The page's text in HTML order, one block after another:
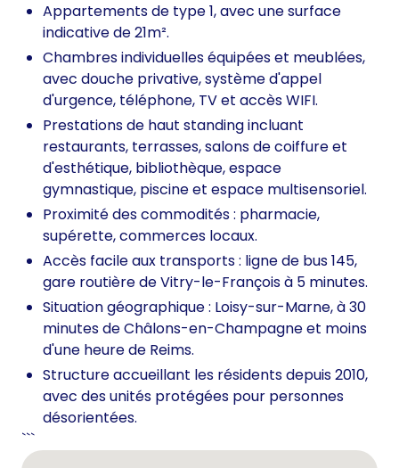
Appartements de type 1, avec une surface
indicative de 21m².
Chambres individuelles équipées et meublées,
avec douche privative, système d'appel
d'urgence, téléphone, TV et accès WIFI.
Prestations de haut standing incluant
restaurants, terrasses, salons de coiffure et
d'esthétique, bibliothèque, espace
gymnastique, piscine et espace multisensoriel.
Proximité des commodités : pharmacie,
supérette, commerces locaux.
Accès facile aux transports : ligne de bus 145,
gare routière de Vitry-le-François à 5 minutes.
Situation géographique : Loisy-sur-Marne, à 30
minutes de Châlons-en-Champagne et moins
d'une heure de Reims.
Structure accueillant les résidents depuis 2010,
avec des unités protégées pour personnes
désorientées.
```